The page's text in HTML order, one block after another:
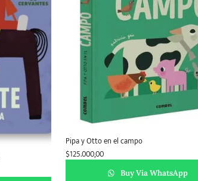
Pipa y Otto en el campo
$125.000,00
Buy Via WhatsApp